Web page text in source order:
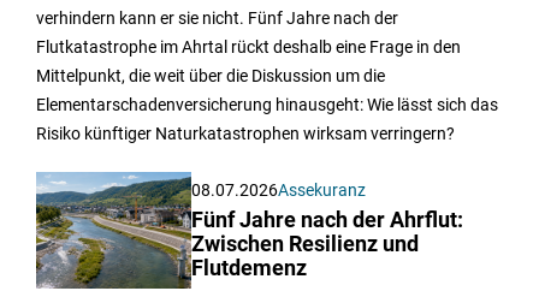
verhindern kann er sie nicht. Fünf Jahre nach der
Flutkatastrophe im Ahrtal rückt deshalb eine Frage in den
Mittelpunkt, die weit über die Diskussion um die
Elementarschadenversicherung hinausgeht: Wie lässt sich das
Risiko künftiger Naturkatastrophen wirksam verringern?
08.07.2026Assekuranz
Fünf Jahre nach der Ahrflut:
Zwischen Resilienz und
Flutdemenz